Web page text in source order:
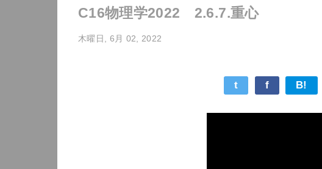
C16物理学2022 2.6.7.重心
木曜日, 6月 02, 2022
t f B!